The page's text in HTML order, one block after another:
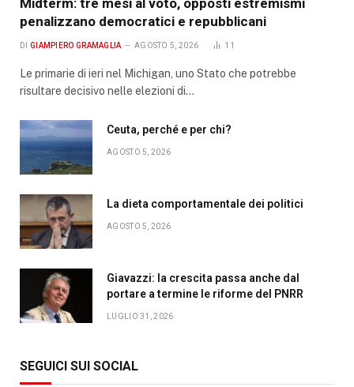
penalizzano democratici e repubblicani
DI GIAMPIERO GRAMAGLIA AGOSTO 5, 2026 11
Le primarie di ieri nel Michigan, uno Stato che potrebbe
risultare decisivo nelle elezioni di…
Ceuta, perché e per chi?
AGOSTO 5, 2026
La dieta comportamentale dei politici
AGOSTO 5, 2026
Giavazzi: la crescita passa anche dal
portare a termine le riforme del PNRR
LUGLIO 31, 2026
SEGUICI SUI SOCIAL